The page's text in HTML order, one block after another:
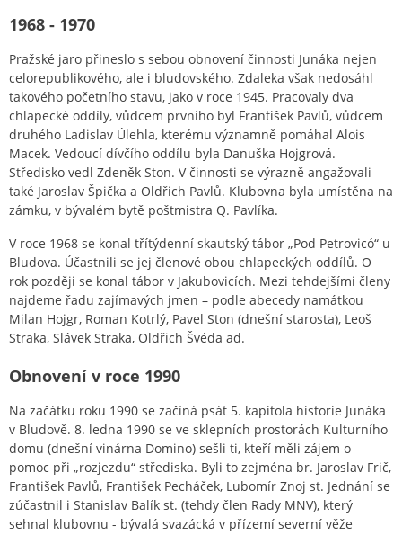
1968 - 1970
Pražské jaro přineslo s sebou obnovení činnosti Junáka nejen
celorepublikového, ale i bludovského. Zdaleka však nedosáhl
takového početního stavu, jako v roce 1945. Pracovaly dva
chlapecké oddíly, vůdcem prvního byl František Pavlů, vůdcem
druhého Ladislav Úlehla, kterému významně pomáhal Alois
Macek. Vedoucí dívčího oddílu byla Danuška Hojgrová.
Středisko vedl Zdeněk Ston. V činnosti se výrazně angažovali
také Jaroslav Špička a Oldřich Pavlů. Klubovna byla umístěna na
zámku, v bývalém bytě poštmistra Q. Pavlíka.
V roce 1968 se konal třítýdenní skautský tábor „Pod Petrovicó“ u
Bludova. Účastnili se jej členové obou chlapeckých oddílů. O
rok později se konal tábor v Jakubovicích. Mezi tehdejšími členy
najdeme řadu zajímavých jmen – podle abecedy namátkou
Milan Hojgr, Roman Kotrlý, Pavel Ston (dnešní starosta), Leoš
Straka, Slávek Straka, Oldřich Švéda ad.
Obnovení v roce 1990
Na začátku roku 1990 se začíná psát 5. kapitola historie Junáka
v Bludově. 8. ledna 1990 se ve sklepních prostorách Kulturního
domu (dnešní vinárna Domino) sešli ti, kteří měli zájem o
pomoc při „rozjezdu“ střediska. Byli to zejména br. Jaroslav Frič,
František Pavlů, František Pecháček, Lubomír Znoj st. Jednání se
zúčastnil i Stanislav Balík st. (tehdy člen Rady MNV), který
sehnal klubovnu - bývalá svazácká v přízemí severní věže